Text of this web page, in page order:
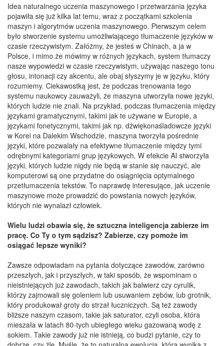
Idea naturalnego uczenia maszynowego i przetwarzania języka
pojawiła się już kilka lat temu, wraz z początkami szkolenia
maszyn i algorytmów uczenia maszynowego. Pierwszym celem
było stworzenie systemu umożliwiającego tłumaczenie języków w
czasie rzeczywistym. Załóżmy, że jesteś w Chinach, a ja w
Polsce, i mimo że mówimy w różnych językach, system tłumaczy
nasze wypowiedzi w czasie rzeczywistym, używając naszego tonu
głosu, intonacji czy akcentu, ale obaj słyszymy je w języku, który
rozumiemy. Ciekawostką jest, że podczas trenowania tego
systemu naukowcy zauważyli, że maszyna utworzyła nowe języki,
których ludzie nie znali. Na przykład, podczas tłumaczenia między
językami gramatycznymi, takimi jak te używane w Europie, a
językami fonetycznymi, takimi jak np. dźwiękonaśladowcze języki
w Korei na Dalekim Wschodzie, maszyna tworzyła pośrednie
języki, które pozwalały na efektywne tłumaczenie między tymi
odrębnymi kategoriami grup językowych. W efekcie AI stworzyła
języki, których ludzie nigdy nie będą w stanie się nauczyć, ale
komputerowi są one przydatne do osiągnięcia optymalnego
przetłumaczenia tekstów. To naprawdę interesujące, jak uczenie
maszynowe może prowadzić do powstania nowych języków,
których nie wynalazł człowiek.
Wielu ludzi obawia się, że sztuczna inteligencja zabierze im
pracę. Co Ty o tym sądzisz? Zabierze, czy pomoże im
osiągać lepsze wyniki?
Zawsze odpowiadam na pytania dotyczące zawodów, zarówno
przeszłych, jak i przyszłych, w taki sposób, że wspominam o
nieistniejących już zawodach, takich jak balwierz czy cyrulik,
którzy zajmowali się goleniem lub usuwaniem zębów, lub grotnik,
który produkował groty do strzał łuczniczych. Są też zawody
bliższe naszym czasom, takie jak saturator, czyli osoba, która
mieszała w latach 80-tych ubiegłego wieku gazowaną wodę z
sokiem. Takie zawody już nie istnieją, co budzi pytanie, czy to